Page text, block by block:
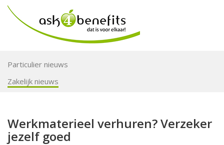
Particulier nieuws
Zakelijk nieuws
Werkmaterieel verhuren? Verzeker
jezelf goed